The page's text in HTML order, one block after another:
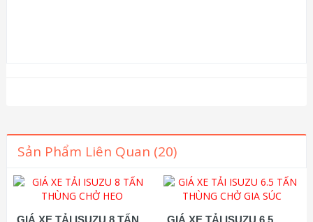
Sản Phẩm Liên Quan (20)
GIÁ XE TẢI ISUZU 8 TẤN GIÁ XE TẢI ISUZU 6.5